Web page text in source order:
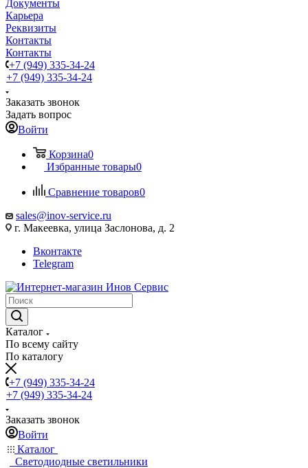
Документы
Карьера
Реквизиты
Контакты
Контакты
+7 (949) 335-34-24
+7 (949) 335-34-24
Заказать звонок
Задать вопрос
Войти
Корзина0
Избранные товары0
Сравнение товаров0
sales@inov-service.ru
г. Макеевка, улица Заслонова, д. 2
Вконтакте
Telegram
Каталог
По всему сайту
По каталогу
+7 (949) 335-34-24
+7 (949) 335-34-24
Заказать звонок
Войти
Каталог
Светодиодные светильники